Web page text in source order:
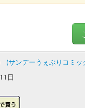
(サンデーうぇぶりコミッ
日